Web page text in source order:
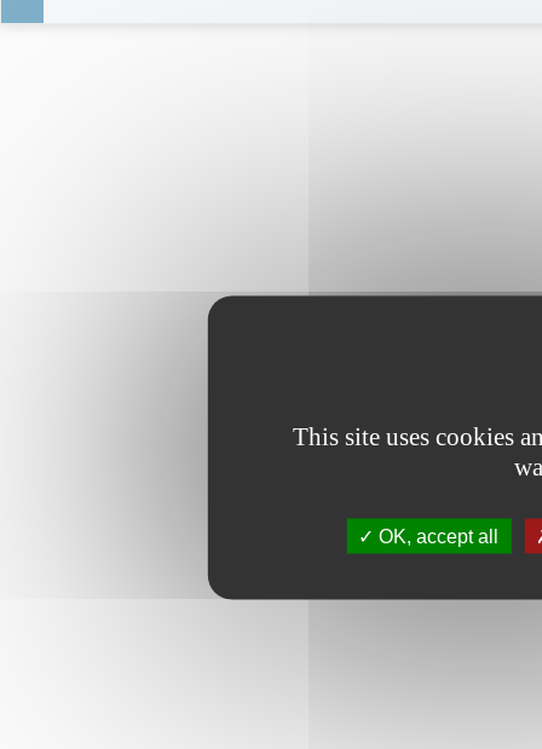
This site uses cookies
OK, accept all